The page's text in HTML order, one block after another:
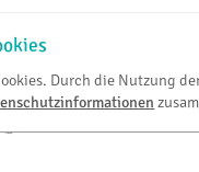
Durch die Nutzung